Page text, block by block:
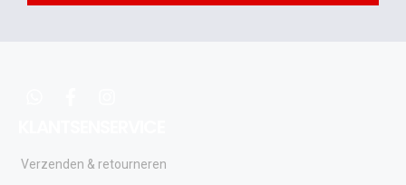
acties
Verzenden & retourneren